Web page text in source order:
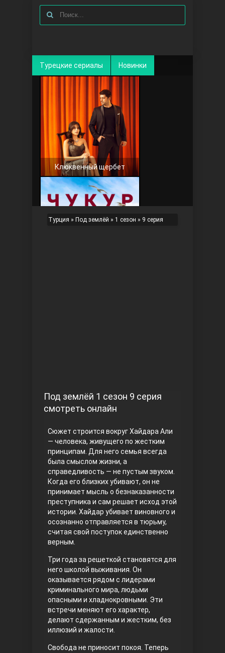
Турецкие сериалы Новинки
Клюквенный щербет
Правосyдие
Любовь напрокат
Турция » Под землёй » 1 сезон » 9 серия
Под землёй 1 сезон 9 серия
смотреть онлайн
Сюжет строится вокруг Хайдара Али
— человека, живущего по жестким
принципам. Для него семья всегда
была смыслом жизни, а
справедливость — не пустым звуком.
Когда его близких убивают, он не
принимает мысль о безнаказанности
преступника и сам решает исход этой
истории. Хайдар убивает виновного и
осознанно отправляется в тюрьму,
считая свой поступок единственно
верным.
Три года за решеткой становятся для
него школой выживания. Он
оказывается рядом с лидерами
криминального мира, людьми
опасными и хладнокровными. Эти
встречи меняют его характер,
делают сдержанным и жестким, без
иллюзий и жалости.
Свобода не приносит покоя. Теперь